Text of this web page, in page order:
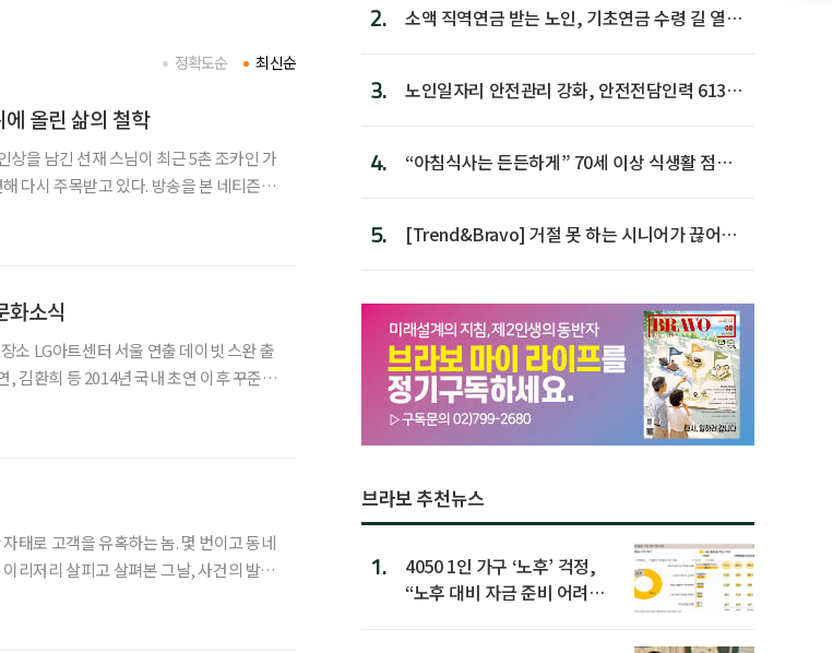
최신순
정확도순
올린 삶의 철학
상을 남긴 선재 스님이 최근 5촌 조카인 가
고 있다. 방송을 본 네티즌들
화소식
김환희 등 2014년 국내 초연 이후 꾸준히
태로 고객을 유혹하는 놈. 몇 번이고 동네
리저리 살피고 살펴본 그날, 사건의 발단
2.
소액 직역연금 받는 노인, 기초연금 수령 길 열린
3.
노인일자리 안전관리 강화, 안전전담인력 613명
4.
“아침식사는 든든하게” 70세 이상 식생활 점수
5.
[Trend&Bravo] 거절 못 하는 시니어가 끊어야
브라보 추천뉴스
1.
4050 1인 가구 ‘노후’ 걱정,
“노후 대비 자금 준비 어려